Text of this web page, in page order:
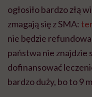
ogłosiło bardzo złą
zmagają się z SMA:
nie będzie
państwa nie znajdzie
dofinansować
bardzo duży, bo to 9